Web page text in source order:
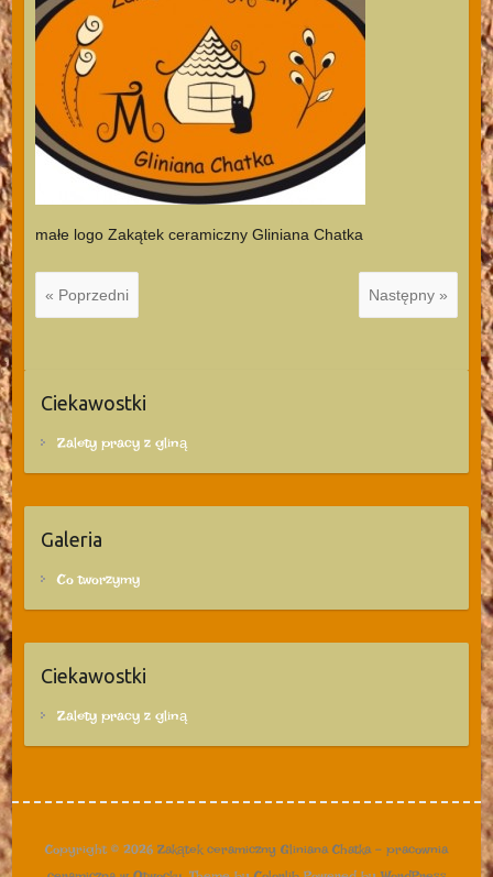
małe logo Zakątek ceramiczny Gliniana Chatka
« Poprzedni Następny »
Ciekawostki
Zalety pracy z gliną
Galeria
Co tworzymy
Ciekawostki
Zalety pracy z gliną
Copyright © 2026 Zakątek ceramiczny Gliniana Chatka – pracownia